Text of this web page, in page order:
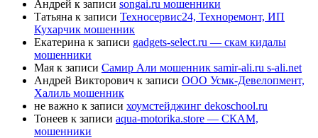
Андрей к записи songai.ru мошенники
Татьяна к записи Техносервис24, Техноремонт, ИП
Кухарчик мошенник
Екатерина к записи gadgets-select.ru — скам кидалы
мошенники
Мая к записи Самир Али мошенник samir-ali.ru s-ali.net
Андрей Викторович к записи ООО Усмк-Девелопмент,
Халиль мошенник
не важно к записи хоумстейджинг dekoschool.ru
Тонеев к записи aqua-motorika.store — СКАМ,
мошенники